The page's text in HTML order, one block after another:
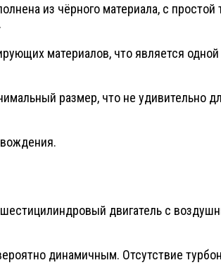
из чёрного материала, с простой
материалов, что является
размер, что не удивительно
двигатель с
динамичным. Отсутствие